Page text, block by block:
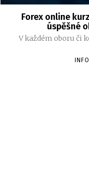
Forex online
úspěšné
V každém oboru či